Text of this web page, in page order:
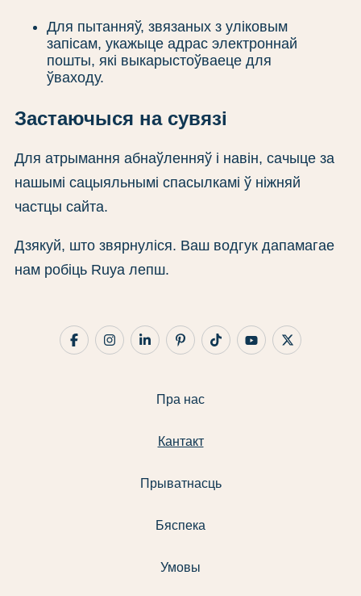
Для пытанняў, звязаных з уліковым
запісам, укажыце адрас электроннай
пошты, які выкарыстоўваеце для
ўваходу.
Застаючыся на сувязі
Для атрымання абнаўленняў і навін, сачыце за
нашымі сацыяльнымі спасылкамі ў ніжняй
частцы сайта.
Дзякуй, што звярнуліся. Ваш водгук дапамагае
нам робіць Ruya лепш.
Пра нас
Кантакт
Прыватнасць
Бяспека
Умовы